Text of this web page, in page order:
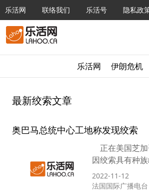
乐活网 联络我们 乐活号 隐私政
乐活网 伊朗危机
最新绞索文章
奥巴马总统中心工地称发现绞索
正在美国芝加
因绞索具有种
2022-11-12
法国国际广播电台